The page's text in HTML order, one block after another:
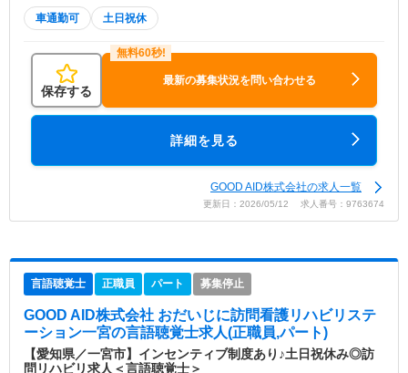
車通勤可 土日祝休
保存する
最新の募集状況を問い合わせる
詳細を見る
GOOD AID株式会社の求人一覧
更新日：2026/05/12 求人番号：9763674
言語聴覚士 正職員 パート 募集停止
GOOD AID株式会社 おだいじに訪問看護リハビリステ
ーション一宮の言語聴覚士求人(正職員,パート)
【愛知県／一宮市】インセンティブ制度あり♪土日祝休み◎訪
問リハビリ求人＜言語聴覚士＞